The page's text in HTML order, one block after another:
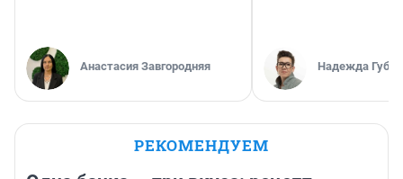
Анастасия Завгородняя Надежда
РЕКОМЕНДУЕМ